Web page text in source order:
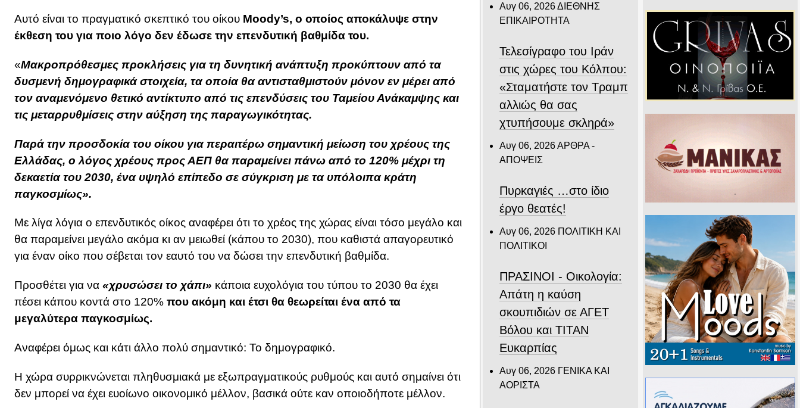
Αυτό είναι το πραγματικό σκεπτικό του οίκου Moody’s, ο οποίος αποκάλυψε στην
έκθεση του για ποιο λόγο δεν έδωσε την επενδυτική βαθμίδα του.
«Μακροπρόθεσμες προκλήσεις για τη δυνητική ανάπτυξη προκύπτουν από τα
δυσμενή δημογραφικά στοιχεία, τα οποία θα αντισταθμιστούν μόνον εν μέρει από
τον αναμενόμενο θετικό αντίκτυπο από τις επενδύσεις του Ταμείου Ανάκαμψης και
τις μεταρρυθμίσεις στην αύξηση της παραγωγικότητας.
Παρά την προσδοκία του οίκου για περαιτέρω σημαντική μείωση του χρέους της
Ελλάδας, ο λόγος χρέους προς ΑΕΠ θα παραμείνει πάνω από το 120% μέχρι τη
δεκαετία του 2030, ένα υψηλό επίπεδο σε σύγκριση με τα υπόλοιπα κράτη
παγκοσμίως».
Με λίγα λόγια ο επενδυτικός οίκος αναφέρει ότι το χρέος της χώρας είναι τόσο μεγάλο και
θα παραμείνει μεγάλο ακόμα κι αν μειωθεί (κάπου το 2030), που καθιστά απαγορευτικό
για έναν οίκο που σέβεται τον εαυτό του να δώσει την επενδυτική βαθμίδα.
Προσθέτει για να «χρυσώσει το χάπι» κάποια ευχολόγια του τύπου το 2030 θα έχει
πέσει κάπου κοντά στο 120% που ακόμη και έτσι θα θεωρείται ένα από τα
μεγαλύτερα παγκοσμίως.
Αναφέρει όμως και κάτι άλλο πολύ σημαντικό: Το δημογραφικό.
Η χώρα συρρικνώνεται πληθυσμιακά με εξωπραγματικούς ρυθμούς και αυτό σημαίνει ότι
δεν μπορεί να έχει ευοίωνο οικονομικό μέλλον, βασικά ούτε καν οποιοδήποτε μέλλον.
Αυγ 06, 2026ΔΙΕΘΝΗΣ
ΕΠΙΚΑΙΡΟΤΗΤΑ
Τελεσίγραφο του Ιράν
στις χώρες του Κόλπου:
«Σταματήστε τον Τραμπ
αλλιώς θα σας
χτυπήσουμε σκληρά»
Αυγ 06, 2026ΑΡΘΡΑ -
ΑΠΟΨΕΙΣ
Πυρκαγιές …στο ίδιο
έργο θεατές!
Αυγ 06, 2026 ΠΟΛΙΤΙΚΗ ΚΑΙ
ΠΟΛΙΤΙΚΟΙ
ΠΡΑΣΙΝΟΙ - Οικολογία:
Απάτη η καύση
σκουπιδιών σε ΑΓΕΤ
Βόλου και ΤΙΤΑΝ
Ευκαρπίας
Αυγ 06, 2026 ΓΕΝΙΚΑ ΚΑΙ
ΑΟΡΙΣΤΑ